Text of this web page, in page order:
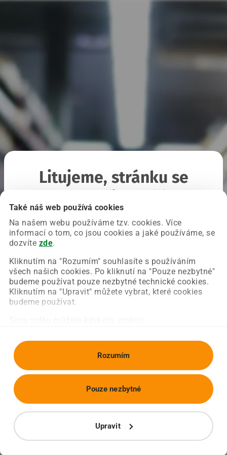
Také náš web používá cookies
Na našem webu používáme tzv. cookies. Více
informací o tom, co jsou cookies a jaké používáme, se
dozvíte zde.
Kliknutím na "Rozumím" souhlasíte s používáním
všech našich cookies. Po kliknutí na "Pouze nezbytné"
budeme používat pouze nezbytné technické cookies.
Kliknutím na "Upravit" můžete vybrat, které cookies
budeme používat.
Rozumím
Upravit
Pouze nezbytné
Litujeme, stránku se
Chyba nastala na naší straně a už ji opravujeme.
Zkuste prosím znovu načíst požadovanou stránku.
Obnovit stránku Úvodní strana